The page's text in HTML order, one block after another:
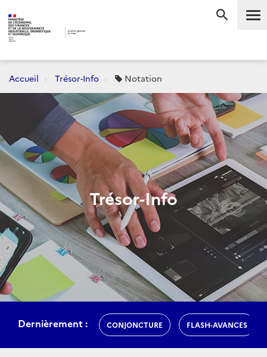
Accueil Trésor-Info Notation
Trésor-Info
Dernièrement : CONJONCTURE FLASH-AVANCES